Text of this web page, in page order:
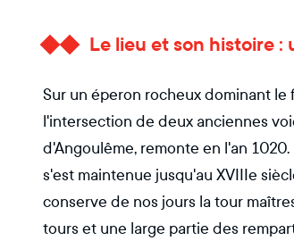
Le lieu et son histoire
Sur un éperon rocheux dominant
l'intersection de deux anciennes
d'Angoulême, remonte en l'an
s'est maintenue jusqu'au XVIIIe
conserve de nos jours la tour
tours et une large partie des